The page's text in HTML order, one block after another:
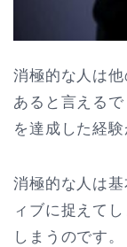
消極的な人は
あると言える
を達成した経
消極的な人は
ィブに捉えて
しまうのです。